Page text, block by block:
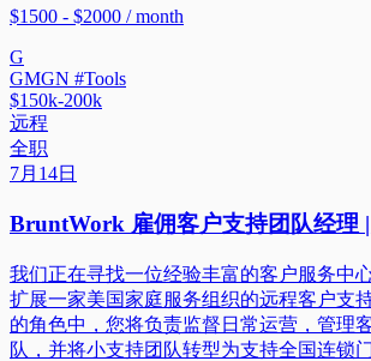
$1500 - $2000 / month
G
GMGN #Tools
$150k-200k
远程
全职
7月14日
BruntWork 雇佣客户支持团队经理
我们正在寻找一位经验丰富的客户服务中
扩展一家美国家庭服务组织的远程客户支
的角色中，您将负责监督日常运营，管理
队，并将小支持团队转型为支持全国连锁